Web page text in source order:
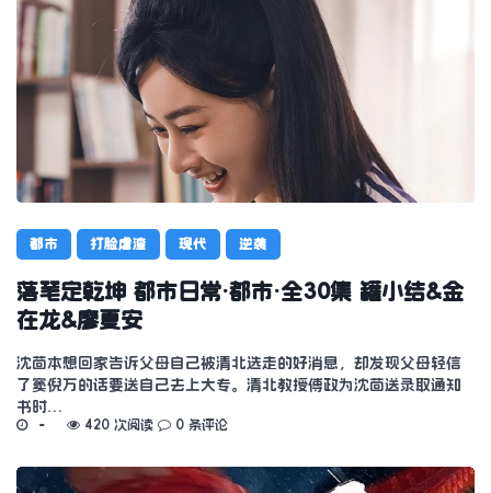
都市 打脸虐渣 现代 逆袭
落笔定乾坤 都市日常·都市·全30集 罐小结&金
在龙&廖夏安
沈茴本想回家告诉父母自己被清北选走的好消息，却发现父母轻信
了窦倪万的话要送自己去上大专。清北教授傅政为沈茴送录取通知
书时…
420 次阅读 0 条评论